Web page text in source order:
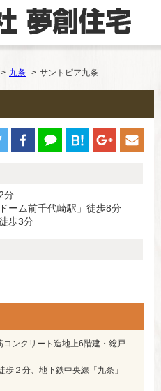
九条 サントピア九条
分
ーム前千代崎駅」徒歩8分
歩3分
ンクリート造地上6階建・総戸
２分、地下鉄中央線「九条」